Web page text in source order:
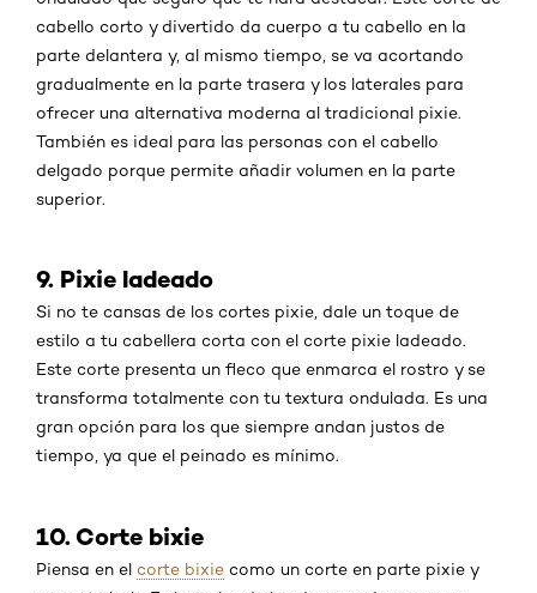
cabello corto y divertido da cuerpo a tu cabello en la
parte delantera y, al mismo tiempo, se va acortando
gradualmente en la parte trasera y los laterales para
ofrecer una alternativa moderna al tradicional pixie.
También es ideal para las personas con el cabello
delgado porque permite añadir volumen en la parte
superior.
9. Pixie ladeado
Si no te cansas de los cortes pixie, dale un toque de
estilo a tu cabellera corta con el corte pixie ladeado.
Este corte presenta un fleco que enmarca el rostro y se
transforma totalmente con tu textura ondulada. Es una
gran opción para los que siempre andan justos de
tiempo, ya que el peinado es mínimo.
10. Corte bixie
Piensa en el corte bixie como un corte en parte pixie y